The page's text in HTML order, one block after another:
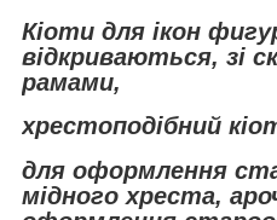
Кіоти для ікон
відкриваються, зі
рамами,
хрестоподібний
для оформлення
мідного хреста,